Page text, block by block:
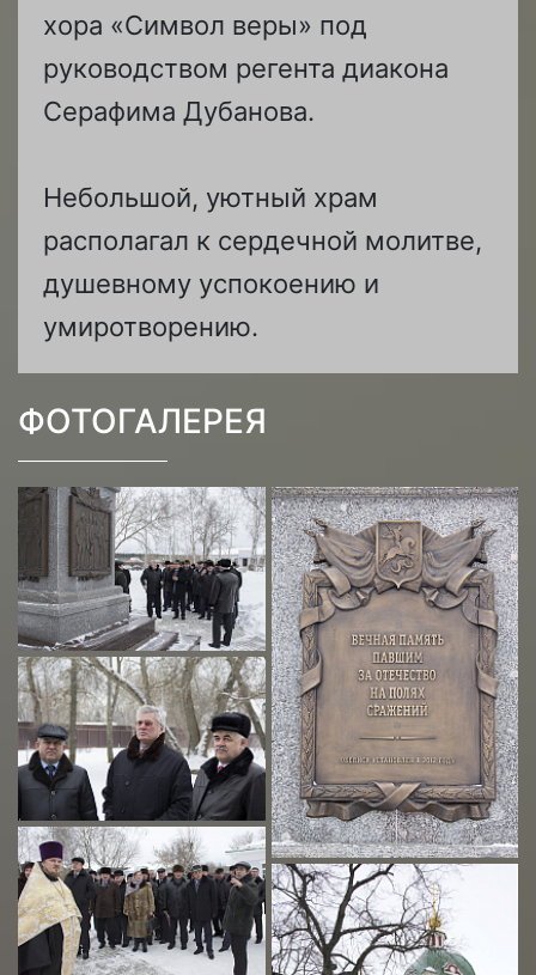
хора «Символ веры» под
руководством регента диакона
Серафима Дубанова.
Небольшой, уютный храм
располагал к сердечной молитве,
душевному успокоению и
умиротворению.
ФОТОГАЛЕРЕЯ